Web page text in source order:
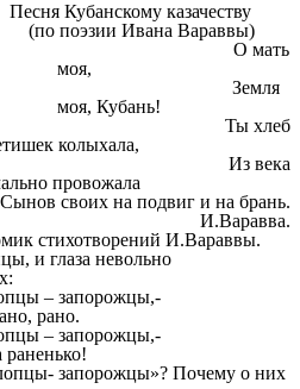
казачеству
Вараввы)
О мать
моя,
Земля
моя, Кубань!
колыхала,
провожала
своих на подвиг и на брань.
И.Варавва.
стихотворений И.Вараввы.
и глаза невольно
– запорожцы,-
рано.
– запорожцы,-
раненько!
запорожцы»? Почему о них